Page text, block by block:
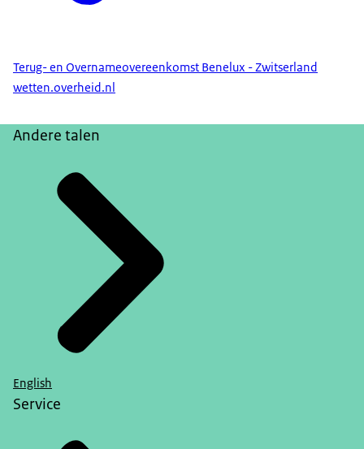
Terug- en Overnameovereenkomst Benelux - Zwitserland
wetten.overheid.nl
Andere talen
English
Service